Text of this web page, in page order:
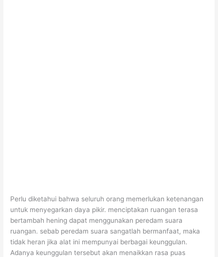
Perlu diketahui bahwa seluruh orang memerlukan ketenangan
untuk menyegarkan daya pikir. menciptakan ruangan terasa
bertambah hening dapat menggunakan peredam suara
ruangan. sebab peredam suara sangatlah bermanfaat, maka
tidak heran jika alat ini mempunyai berbagai keunggulan.
Adanya keunggulan tersebut akan menaikkan rasa puas